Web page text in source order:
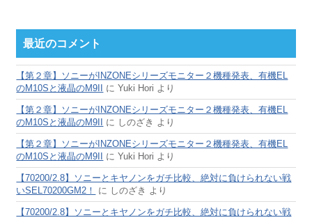
最近のコメント
【第２章】ソニーがINZONEシリーズモニター２機種発表、有機EL
のM10Sと液晶のM9II にYuki Hori より
【第２章】ソニーがINZONEシリーズモニター２機種発表、有機EL
のM10Sと液晶のM9II に しのざき より
【第２章】ソニーがINZONEシリーズモニター２機種発表、有機EL
のM10Sと液晶のM9II にYuki Hori より
【70200/2.8】ソニーとキヤノンをガチ比較、絶対に負けられない戦
いSEL70200GM2！
に しのざき より
【70200/2.8】ソニーとキヤノンをガチ比較、絶対に負けられない戦